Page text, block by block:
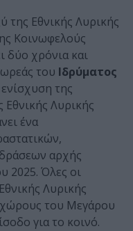
της Εθνικής Λυρικής
Κοινωφελούς
δύο χρόνια και
του Ιδρύματος
της
Εθνικής Λυρικής
ένα
αρχής
2025. Όλες οι
Λυρικής
του Μεγάρου
για το κοινό.